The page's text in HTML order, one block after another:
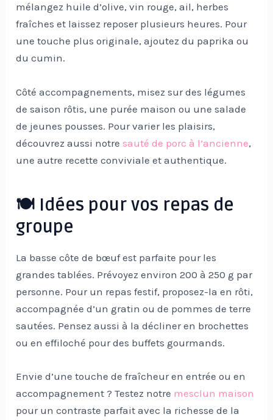
mélangez huile d’olive, vin rouge, ail, herbes
fraîches et laissez reposer plusieurs heures. Pour
une touche plus originale, ajoutez du paprika ou
du cumin.
Côté accompagnements, misez sur des légumes
de saison rôtis, une purée maison ou une salade
de jeunes pousses. Pour varier les plaisirs,
découvrez aussi notre sauté de porc à l’ancienne,
une autre recette conviviale et authentique.
🍽️ Idées pour vos repas de
groupe
La basse côte de bœuf est parfaite pour les
grandes tablées. Prévoyez environ 200 à 250 g par
personne. Pour un repas festif, proposez-la en rôti,
accompagnée d’un gratin ou de pommes de terre
sautées. Pensez aussi à la décliner en brochettes
ou en effiloché pour des buffets gourmands.
Envie d’une touche de fraîcheur en entrée ou en
accompagnement ? Testez notre mesclun maison
pour un contraste parfait avec la richesse de la